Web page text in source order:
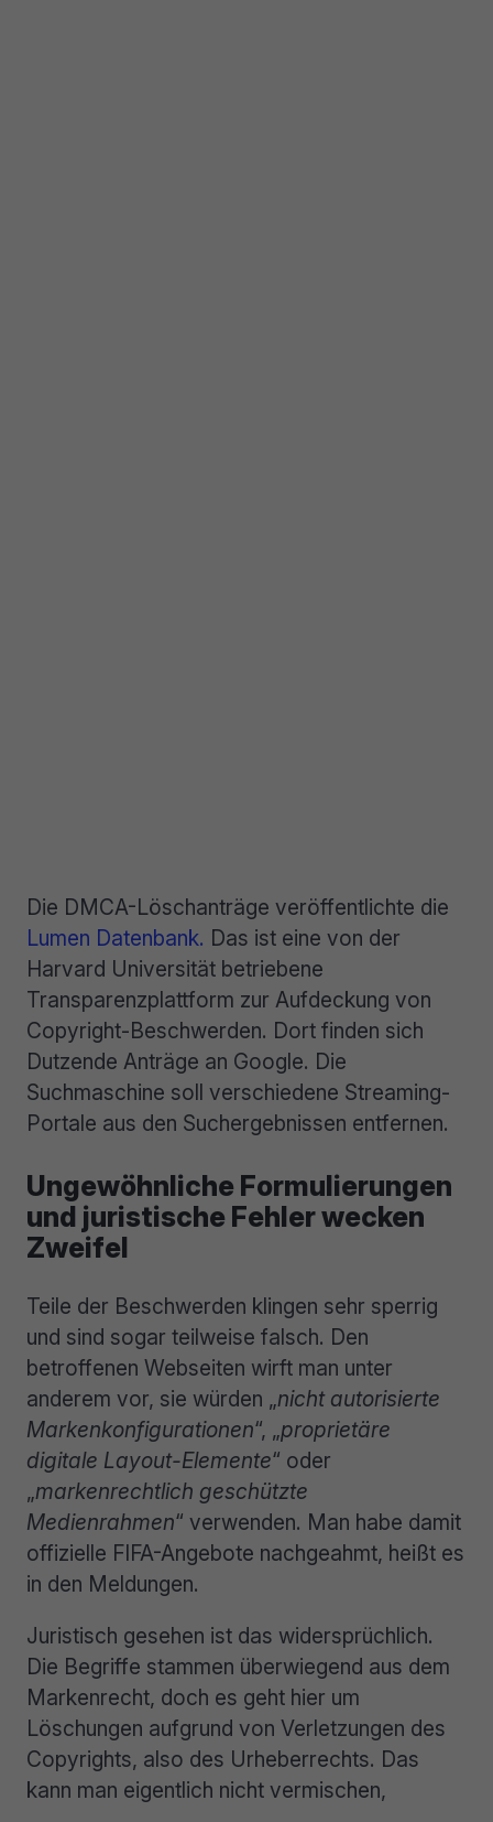
Die DMCA-Löschanträge veröffentlichte die
Lumen Datenbank. Das ist eine von der
Harvard Universität betriebene
Transparenzplattform zur Aufdeckung von
Copyright-Beschwerden. Dort finden sich
Dutzende Anträge an Google. Die
Suchmaschine soll verschiedene Streaming-
Portale aus den Suchergebnissen entfernen.
Ungewöhnliche Formulierungen
und juristische Fehler wecken
Zweifel
Teile der Beschwerden klingen sehr sperrig
und sind sogar teilweise falsch. Den
betroffenen Webseiten wirft man unter
anderem vor, sie würden „nicht autorisierte
Markenkonfigurationen“, „proprietäre
digitale Layout-Elemente“ oder
„markenrechtlich geschützte
Medienrahmen“ verwenden. Man habe damit
offizielle FIFA-Angebote nachgeahmt, heißt es
in den Meldungen.
Juristisch gesehen ist das widersprüchlich.
Die Begriffe stammen überwiegend aus dem
Markenrecht, doch es geht hier um
Löschungen aufgrund von Verletzungen des
Copyrights, also des Urheberrechts. Das
kann man eigentlich nicht vermischen,